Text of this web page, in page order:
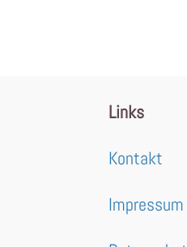
Links
Kontakt
Impressum